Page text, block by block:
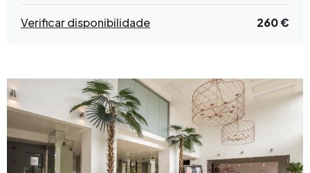
Verificar disponibilidade 260 €